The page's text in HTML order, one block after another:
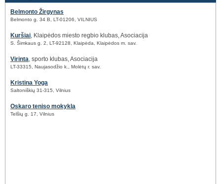
Belmonto Žirgynas
Belmonto g. 34 B, LT-01206, VILNIUS
Kuršiai, Klaipėdos miesto regbio klubas, Asociacija
S. Šimkaus g. 2, LT-92128, Klaipėda, Klaipėdos m. sav.
Virinta, sporto klubas, Asociacija
LT-33315, Naujasodžio k., Molėtų r. sav.
Kristina Yoga
Saltoniškių 31-315, Vilnius
Oskaro teniso mokykla
Telšių g. 17, Vilnius